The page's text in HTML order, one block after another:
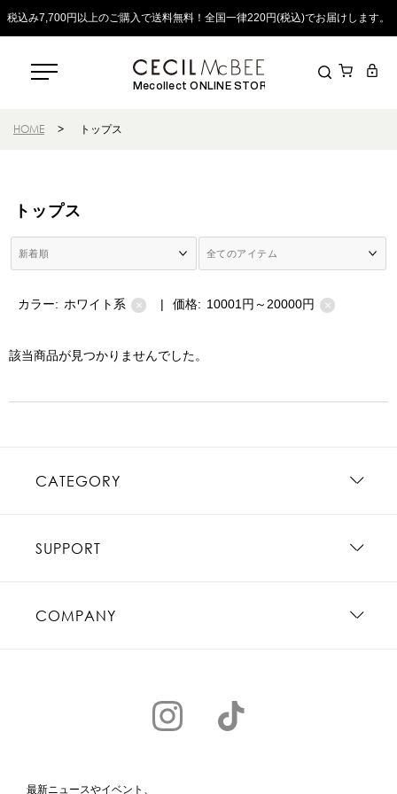
税込み7,700円以上のご購入で送料無料！全国一律220円(税込)でお届けします。
Mecollect ONLINE STORE
HOME > トップス
トップス
カラー: ホワイト系 × | 価格: 10001円～20000円 ×
該当商品が見つかりませんでした。
CATEGORY
SUPPORT
COMPANY
最新ニュースやイベント、